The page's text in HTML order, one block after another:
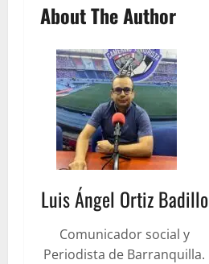
About The Author
Luis Ángel Ortiz Badillo
Comunicador social y
Periodista de Barranquilla.